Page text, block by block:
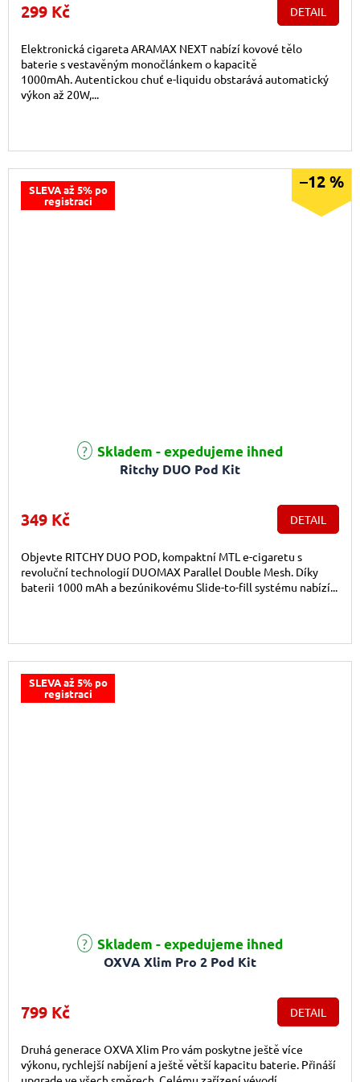
299 Kč DETAIL
Elektronická cigareta ARAMAX NEXT nabízí kovové tělo
baterie s vestavěným monočlánkem o kapacitě
1000mAh. Autentickou chuť e-liquidu obstarává automatický
výkon až 20W,...
SLEVA až 5% po
registraci
–12 %
Ritchy DUO Pod Kit
Průměrné hodnocení produktu je 5,0 z 5 hvězdiček.
Skladem - expedujeme ihned
349 Kč DETAIL
Objevte RITCHY DUO POD, kompaktní MTL e-cigaretu s
revoluční technologií DUOMAX Parallel Double Mesh. Díky
baterii 1000 mAh a bezúnikovému Slide-to-fill systému nabízí...
SLEVA až 5% po
registraci
OXVA Xlim Pro 2 Pod Kit
Průměrné hodnocení produktu je 5,0 z 5 hvězdiček.
Skladem - expedujeme ihned
799 Kč DETAIL
Druhá generace OXVA Xlim Pro vám poskytne ještě více
výkonu, rychlejší nabíjení a ještě větší kapacitu baterie. Přináší